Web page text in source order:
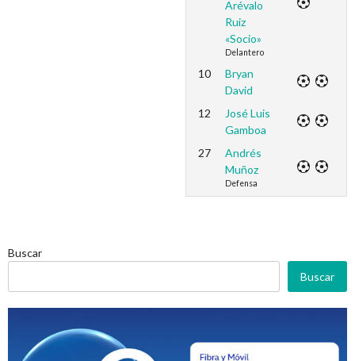
Arévalo
Ruiz
«Socio»
Delantero
10
Bryan
David
12
José Luis
Gamboa
27
Andrés
Muñoz
Defensa
Buscar
Buscar